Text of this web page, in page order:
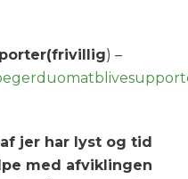
) –
jer har lyst og tid
med afviklingen